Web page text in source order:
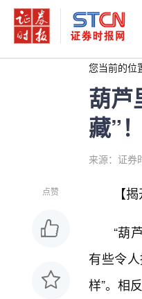
您当前的位
葫芦
藏”！
来源：证券
点赞 【
“葫
有些令
样”。相